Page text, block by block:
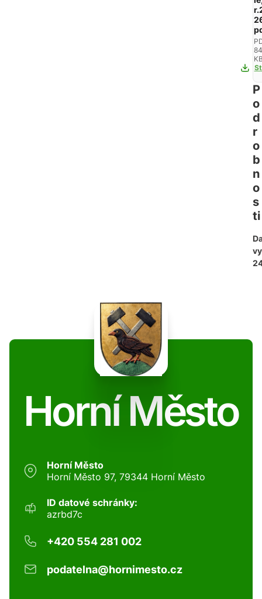
P
o
d
r
o
b
n
o
s
ti
Horní Město
Horní Město
Horní Město 97, 79344 Horní Město
ID datové schránky:
azrbd7c
+420 554 281 002
podatelna@hornimesto.cz